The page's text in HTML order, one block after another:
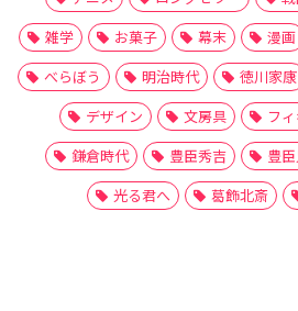
雑学
お菓子 幕末 漫画
べらぼう
明治時代 徳川家康
デザイン
文房具 フ
鎌倉時代
豊臣秀吉 豊臣
光る君へ
葛飾北斎